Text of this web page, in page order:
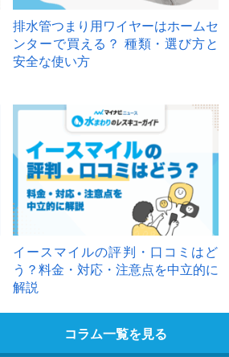
排水管つまり用ワイヤーはホームセ
ンターで買える？ 種類・選び方と
安全な使い方
イースマイルの評判・口コミはど
う？料金・対応・注意点を中立的に
解説
コラム一覧を見る